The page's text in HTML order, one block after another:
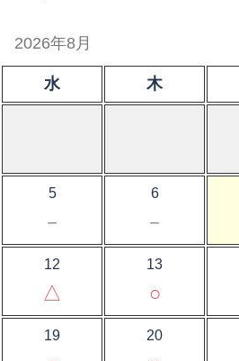
2026年8月
水 木
5
－
6
－
12
△
13
○
19 20